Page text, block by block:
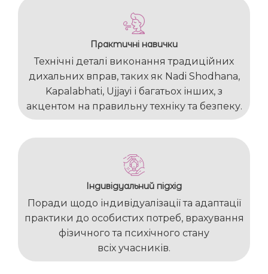
Практичні навички
Технічні деталі виконання традиційних
дихальних вправ, таких як Nadi Shodhana,
Kapalabhati, Ujjayi і багатьох інших, з
акцентом на правильну техніку та безпеку.
Індивідуальний підхід
Поради щодо індивідуалізації та адаптації
практики до особистих потреб, врахування
фізичного та психічного стану
всіх учасників.